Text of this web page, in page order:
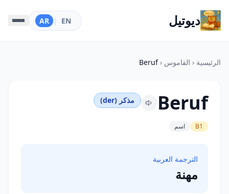
ديوتيل EN
|
AR
الرئيسية ‹ القاموس ‹
Beruf
Beruf مذكر (der)
B1 اسم
الترجمة العربية
مهنة